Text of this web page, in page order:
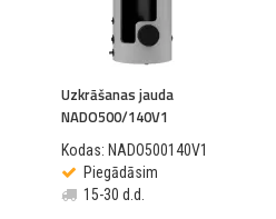
Uzkrāšanas jauda
NADO500/140V1
Kodas: NADO500140V1
Piegādāsim
15-30 d.d.